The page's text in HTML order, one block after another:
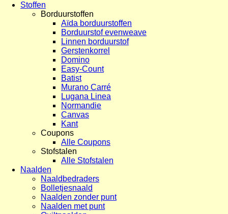
Stoffen
Borduurstoffen
Aïda borduurstoffen
Borduurstof evenweave
Linnen borduurstof
Gerstenkorrel
Domino
Easy-Count
Batist
Murano Carré
Lugana Linea
Normandie
Canvas
Kant
Coupons
Alle Coupons
Stofstalen
Alle Stofstalen
Naalden
Naaldbedraders
Bolletjesnaald
Naalden zonder punt
Naalden met punt